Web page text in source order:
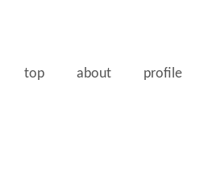
top about profile